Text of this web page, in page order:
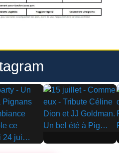
▶